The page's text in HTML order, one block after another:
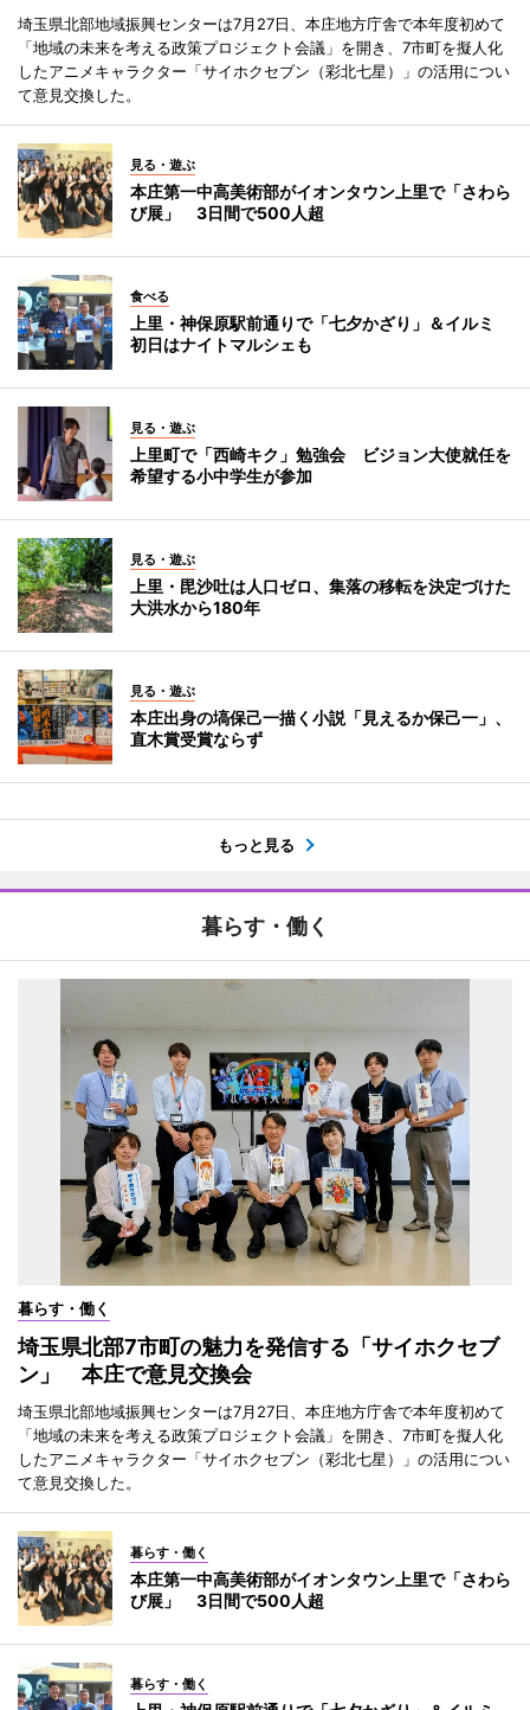
埼玉県北部地域振興センターは7月27日、本庄地方庁舎で本年度初めて
「地域の未来を考える政策プロジェクト会議」を開き、7市町を擬人化
したアニメキャラクター「サイホクセブン（彩北七星）」の活用につい
て意見交換した。
見る・遊ぶ
本庄第一中高美術部がイオンタウン上里で「さわら
び展」 3日間で500人超
食べる
上里・神保原駅前通りで「七夕かざり」＆イルミ
初日はナイトマルシェも
見る・遊ぶ
上里町で「西崎キク」勉強会 ビジョン大使就任を
希望する小中学生が参加
見る・遊ぶ
上里・毘沙吐は人口ゼロ、集落の移転を決定づけた
大洪水から180年
見る・遊ぶ
本庄出身の塙保己一描く小説「見えるか保己一」、
直木賞受賞ならず
もっと見る
暮らす・働く
暮らす・働く
埼玉県北部7市町の魅力を発信する「サイホクセブ
ン」 本庄で意見交換会
埼玉県北部地域振興センターは7月27日、本庄地方庁舎で本年度初めて
「地域の未来を考える政策プロジェクト会議」を開き、7市町を擬人化
したアニメキャラクター「サイホクセブン（彩北七星）」の活用につい
て意見交換した。
暮らす・働く
本庄第一中高美術部がイオンタウン上里で「さわら
び展」 3日間で500人超
暮らす・働く